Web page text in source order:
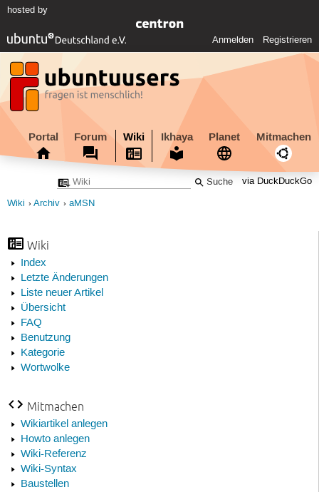
hosted by
Anmelden Registrieren
Portal Forum Wiki Ikhaya Planet Mitmachen
via DuckDuckGo
Wiki Archiv aMSN
Wiki
Index
Letzte Änderungen
Liste neuer Artikel
Übersicht
FAQ
Benutzung
Kategorie
Wortwolke
Mitmachen
Wikiartikel anlegen
Howto anlegen
Wiki-Referenz
Wiki-Syntax
Baustellen